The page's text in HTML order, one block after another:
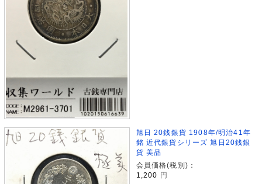
旭日 20銭銀貨 1908年/明治41年
銘 近代銀貨シリーズ 旭日20銭銀
貨 美品
会員価格(税別)：
1,200 円